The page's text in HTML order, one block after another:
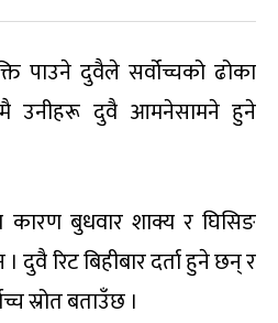
पाउने दुवैले सर्वोच्चको ढोका
उनीहरू दुवै आमनेसामने हुने
कारण बुधवार शाक्य र घिसिङ
दुवै रिट बिहीबार दर्ता हुने छन् र
स्रोत बताउँछ ।